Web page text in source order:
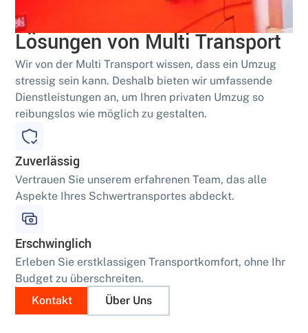
Effiziente Schwertransport-
Lösungen von Multi Transport
Wir von der Multi Transport wissen, dass ein Umzug
stressig sein kann. Deshalb bieten wir umfassende
Dienstleistungen an, um Ihren privaten Umzug so
reibungslos wie möglich zu gestalten.
Zuverlässig
Vertrauen Sie unserem erfahrenen Team, das alle
Aspekte Ihres Schwertransportes abdeckt.
Erschwinglich
Erleben Sie erstklassigen Transportkomfort, ohne Ihr
Budget zu überschreiten.
Kontakt
Über Uns